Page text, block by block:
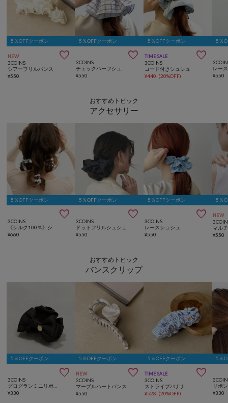
5％OFFクーポン
NEW 
3COINS
シアーフリルバンス
¥550
5％OFFクーポン

3COINS
チェックハーフシュシュ
¥550
5％OFFクーポン
TIME SALE 
3COINS
コード付きシュシュ
¥440 (20%OFF)
5％
レー
¥550
おすすめトピック
アクセサリー
5％OFFクーポン

3COINS
¥660
5％OFFクーポン

3COINS
ドットフリルシュシュ
¥550
5％OFFクーポン

3COINS
レースシュシュ
¥550
5％
NEW
¥550
おすすめトピック
バンスクリップ
5％OFFクーポン

3COINS
¥330
5％OFFクーポン
NEW 
3COINS
マーブルハートバンス
¥550
5％OFFクーポン
TIME SALE 
3COINS
ストライプバナナ
¥528 (20%OFF)
5％
リボ
¥330